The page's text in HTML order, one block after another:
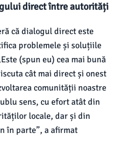
direct între autorități
că dialogul direct este
problemele și soluțiile
(spun eu) cea mai bună
cât mai direct și onest
comunității noastre
sens, cu efort atât din
locale, dar și din
în parte”, a afirmat